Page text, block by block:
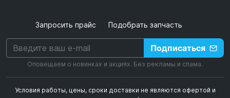
Запросить прайс Подобрать запчасть
Подписаться
Оповещаем о новинках и акциях. Без рекламы и спама.
Условия работы, цены, сроки доставки не являются офертой и